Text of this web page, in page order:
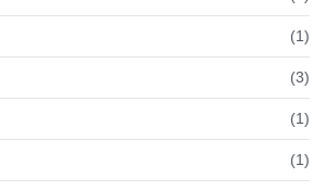
(1)
(3)
(1)
(1)